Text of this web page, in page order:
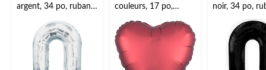
argent, 34 po, ruban
compris,
anniversaire/remise
de diplômes/jour de
couleurs, 17 po,
hélium compris, pour
anniversaire/Saint-
Valentin/occasion
spéciale
noir, 34 po,
compris,
anniversaire/
de diplômes/